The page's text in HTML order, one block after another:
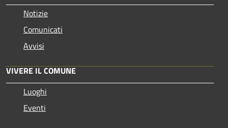
Notizie
Comunicati
Avvisi
VIVERE IL COMUNE
Luoghi
Eventi